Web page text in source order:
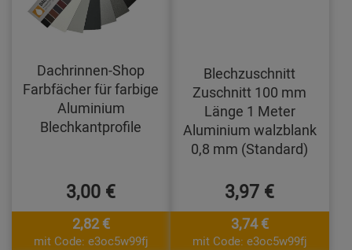
Dachrinnen-Shop
Farbfächer für farbige
Aluminium
Blechkantprofile
3,00 €
2,82 €
mit Code: e3oc5w99fj
Blechzuschnitt
Zuschnitt 100 mm
Länge 1 Meter
Aluminium walzblank
0,8 mm (Standard)
3,97 €
3,74 €
mit Code: e3oc5w99fj